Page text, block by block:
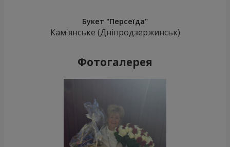
Букет "Персеїда"
Кам'янське (Дніпродзержинськ)
Фотогалерея